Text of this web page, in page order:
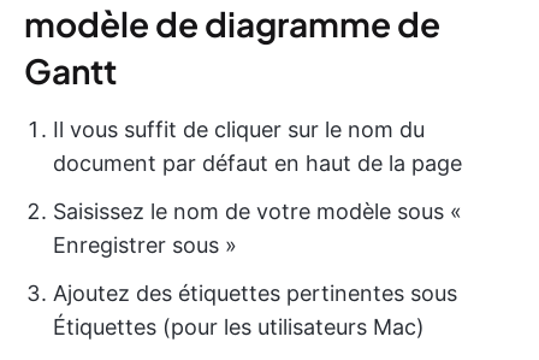
modèle de diagramme de
Gantt
Il vous suffit de cliquer sur le nom du
document par défaut en haut de la page
Saisissez le nom de votre modèle sous «
Enregistrer sous »
Ajoutez des étiquettes pertinentes sous
Étiquettes (pour les utilisateurs Mac)